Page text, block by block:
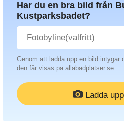
Har du en bra bild från
Kustparksbadet?
Genom att ladda upp en bild intygar
den får visas på allabadplatser.se.
Ladda